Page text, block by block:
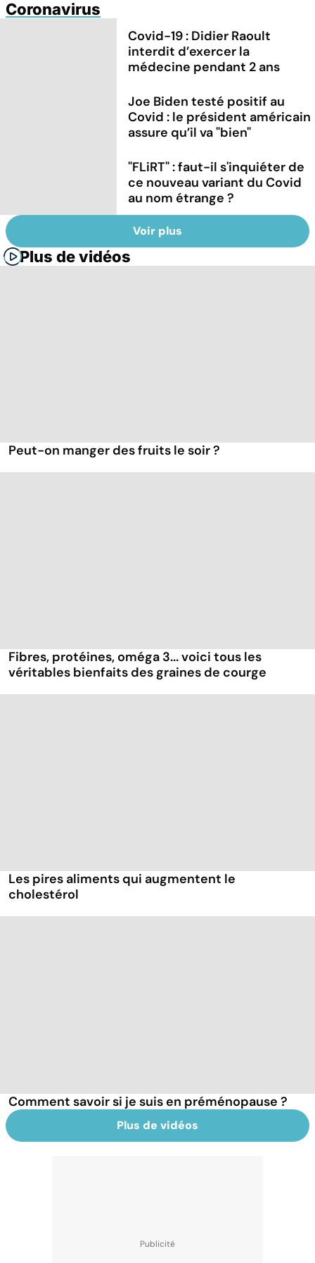
Coronavirus
Covid-19 : Didier Raoult
interdit d’exercer la
médecine pendant 2 ans
Joe Biden testé positif au
Covid : le président américain
assure qu’il va "bien"
"FLiRT" : faut-il s'inquiéter de
ce nouveau variant du Covid
au nom étrange ?
Voir plus
Plus de vidéos
Peut-on manger des fruits le soir ?
Fibres, protéines, oméga 3... voici tous les
véritables bienfaits des graines de courge
Les pires aliments qui augmentent le
cholestérol
Comment savoir si je suis en préménopause ?
Plus de vidéos